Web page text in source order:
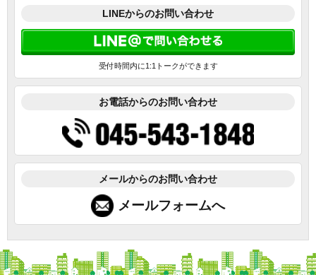
LINEからのお問い合わせ
受付時間内に1:1トークができます
お電話からのお問い合わせ
メールからのお問い合わせ
メールフォームへ